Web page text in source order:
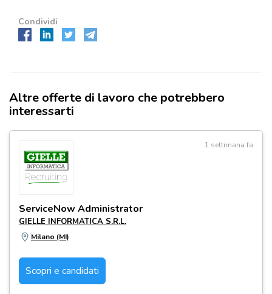
Condividi
Altre offerte di lavoro che potrebbero
interessarti
1 settimana fa
ServiceNow Administrator
GIELLE INFORMATICA S.R.L.
Milano (MI)
Scopri e candidati